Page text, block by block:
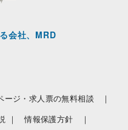
会社、MRD
ージ・求人票の無料相談 ｜
｜
情報保護方針 ｜